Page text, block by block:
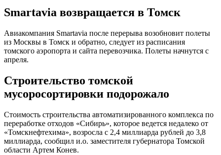
Smartavia возвращается в Томск
Авиакомпания Smartavia после перерыва возобновит полеты
из Москвы в Томск и обратно, следует из расписания
томского аэропорта и сайта перевозчика. Полеты начнутся с
апреля.
Строительство томской
мусоросортировки подорожало
Стоимость строительства автоматизированного комплекса по
переработке отходов «Сибирь», которое ведется недалеко от
«Томскнефтехима», возросла с 2,4 миллиарда рублей до 3,8
миллиарда, сообщил и.о. заместителя губернатора Томской
области Артем Конев.